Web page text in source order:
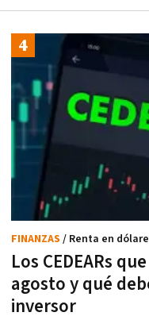
Los CEDEARs
agosto y qué
inversor
FINANZAS / Renta en